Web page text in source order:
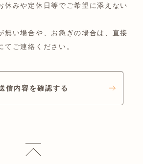
休みや定休日等でご希望に添えない
無い場合や、お急ぎの場合は、直接
てご連絡ください。
信内容を確認する